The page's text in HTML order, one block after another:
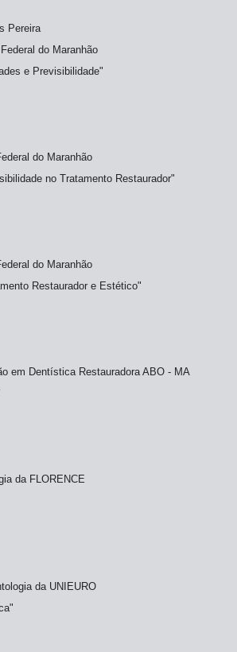
Pereira
do Maranhão
e Previsibilidade"
do Maranhão
no Tratamento Restaurador"
do Maranhão
Restaurador e Estético"
em Dentística Restauradora ABO - MA
da FLORENCE
da UNIEURO